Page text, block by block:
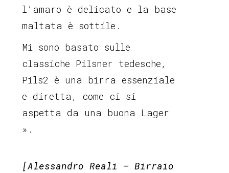
l’amaro è delicato e la base
maltata è sottile.
Mi sono basato sulle
classiche Pilsner tedesche,
Pils2 è una birra essenziale
e diretta, come ci si
aspetta da una buona Lager
».
[Alessandro Reali – Birraio